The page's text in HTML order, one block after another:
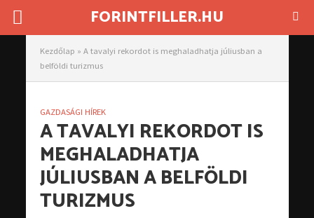
FORINTFILLER.HU
Kezdőlap » A tavalyi rekordot is meghaladhatja júliusban a
belföldi turizmus
GAZDASÁGI HÍREK
A TAVALYI REKORDOT IS
MEGHALADHATJA
JÚLIUSBAN A BELFÖLDI
TURIZMUS